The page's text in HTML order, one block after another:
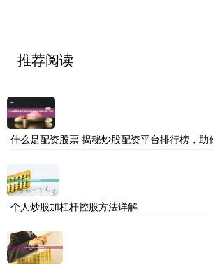
推荐阅读
什么是配资股票 揭秘炒股配资平台排行榜，助
个人炒股加杠杆控股方法详解